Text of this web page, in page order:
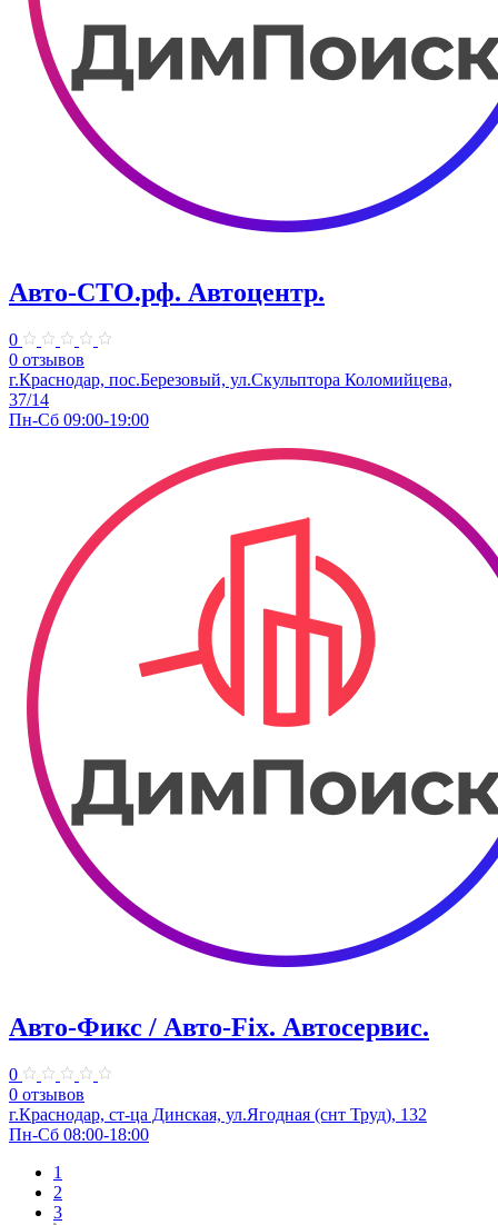
Авто-СТО.рф. Автоцентр.
0
0 отзывов
г.Краснодар, пос.Березовый, ул.Скульптора Коломийцева,
37/14
Пн-Сб 09:00-19:00
Авто-Фикс / Авто-Fix. Автосервис.
0
0 отзывов
г.Краснодар, ст-ца Динская, ул.Ягодная (снт Труд), 132
Пн-Сб 08:00-18:00
1
2
3